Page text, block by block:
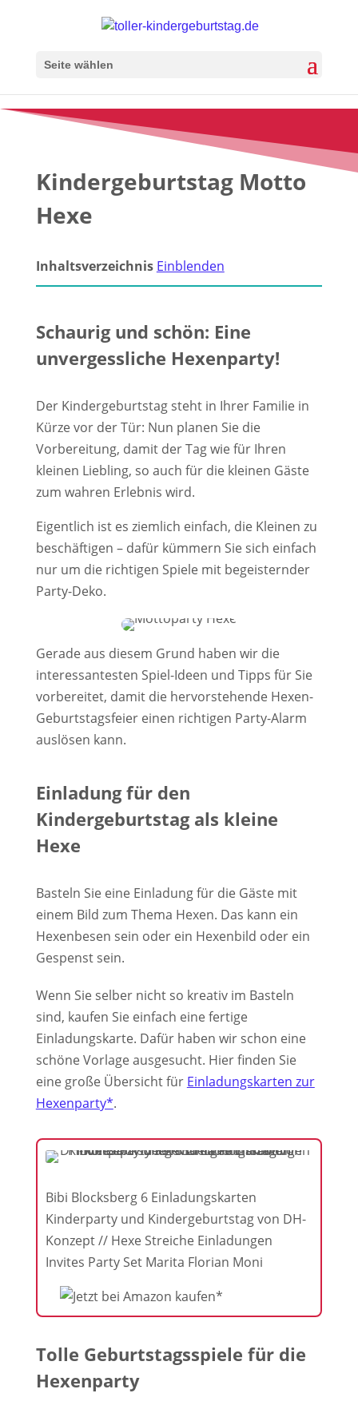
Seite wählen
Kindergeburtstag Motto
Hexe
Inhaltsverzeichnis Einblenden
Schaurig und schön: Eine
unvergessliche Hexenparty!
Der Kindergeburtstag steht in Ihrer Familie in
Kürze vor der Tür: Nun planen Sie die
Vorbereitung, damit der Tag wie für Ihren
kleinen Liebling, so auch für die kleinen Gäste
zum wahren Erlebnis wird.
​Eigentlich ist es ziemlich einfach, die Kleinen zu
beschäftigen – dafür kümmern Sie sich einfach
nur um die richtigen Spiele mit begeisternder
Party-Deko.
Gerade aus diesem Grund haben wir die
interessantesten Spiel-Ideen und Tipps für Sie
vorbereitet, damit die hervorstehende Hexen-
Geburtstagsfeier einen richtigen Party-Alarm
auslösen kann.
Einladung für den
Kindergeburtstag als kleine
Hexe
Basteln Sie eine Einladung für die Gäste mit
einem Bild zum Thema Hexen. Das kann ein
Hexenbesen sein oder ein Hexenbild oder ein
Gespenst sein.
Wenn Sie selber nicht so kreativ im Basteln
sind, kaufen Sie einfach eine fertige
Einladungskarte. Dafür haben wir schon eine
schöne Vorlage ausgesucht. Hier finden Sie
eine große Übersicht für Einladungskarten zur
Hexenparty*.
Bibi Blocksberg 6 Einladungskarten
Kinderparty und Kindergeburtstag von DH-
Konzept // Hexe Streiche Einladungen
Invites Party Set Marita Florian Moni
Tolle Geburtstagsspiele für die
Hexenparty